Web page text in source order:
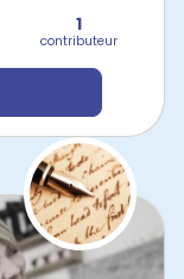
1
contributeur